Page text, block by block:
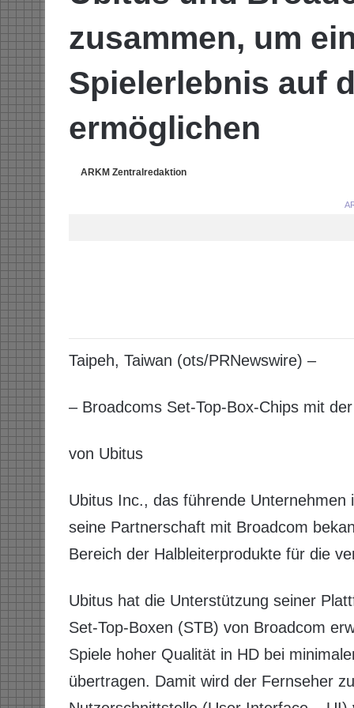
zusammen, um
Spielerlebnis auf
ermöglichen
ARKM Zentralredaktion
Taipeh, Taiwan (ots/PRNewswire) –
– Broadcoms Set-Top-Box-Chips mit
von Ubitus
Ubitus Inc., das führende
seine Partnerschaft mit Broadcom
Bereich der Halbleiterprodukte für die
Ubitus hat die Unterstützung seiner
Set-Top-Boxen (STB) von Broadcom
Spiele hoher Qualität in HD bei
übertragen. Damit wird der Fernseher